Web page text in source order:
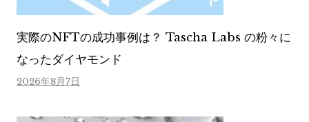
実際のNFTの成功事例は？ Tascha Labs の粉々に
なったダイヤモンド
2026年8月7日